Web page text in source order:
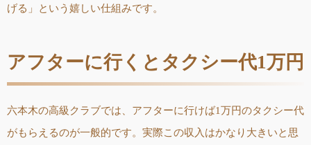
げる」という嬉しい仕組みです。
アフターに行くとタクシー代1万円
六本木の高級クラブでは、アフターに行けば1万円のタクシー代
がもらえるのが一般的です。実際この収入はかなり大きいと思